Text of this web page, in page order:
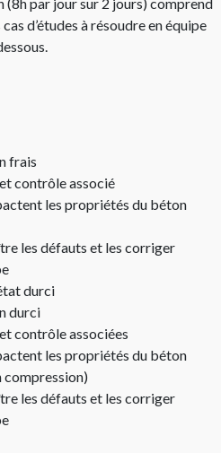
d’études à résoudre en équipe
frais
contrôle associé
les propriétés du béton
les défauts et les corriger
durci
durci
contrôle associées
les propriétés du béton
compression)
les défauts et les corriger